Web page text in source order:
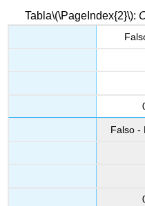
Tabla\(\PageIndex{2}\):
Falso -